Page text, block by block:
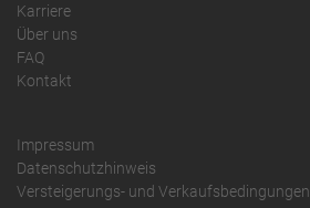
Karriere
Über uns
FAQ
Kontakt
Impressum
Datenschutzhinweis
Versteigerungs- und Verkaufsbedingungen